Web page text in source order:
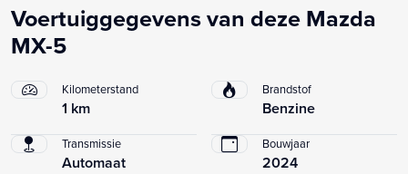
Voertuiggegevens van deze Mazda
MX-5
Kilometerstand
1 km
Brandstof
Benzine
Transmissie
Automaat
Bouwjaar
2024